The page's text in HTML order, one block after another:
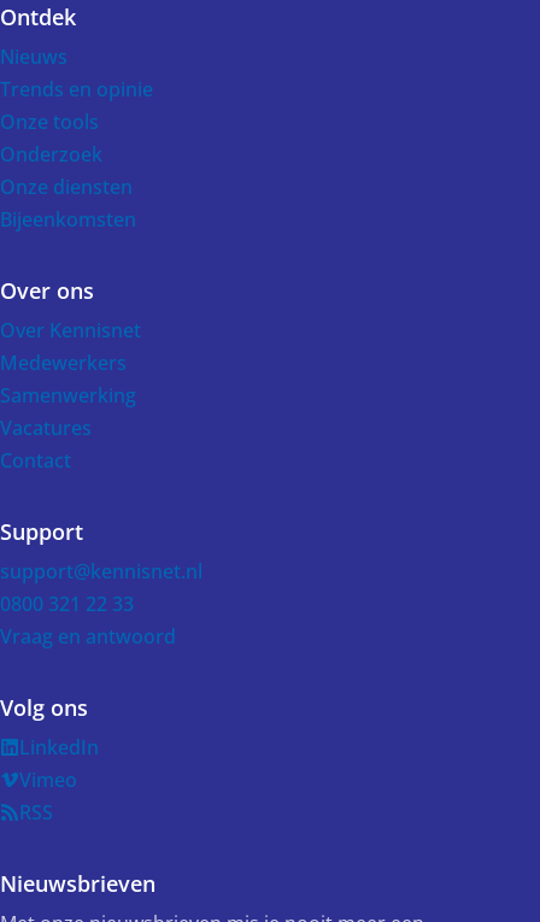
Voet
Ontdek
Nieuws
Trends en opinie
Onze tools
Onderzoek
Onze diensten
Bijeenkomsten
Over ons
Over Kennisnet
Medewerkers
Samenwerking
Vacatures
Contact
Support
support@kennisnet.nl
0800 321 22 33
Vraag en antwoord
Volg ons
LinkedIn
Vimeo
RSS
Nieuwsbrieven